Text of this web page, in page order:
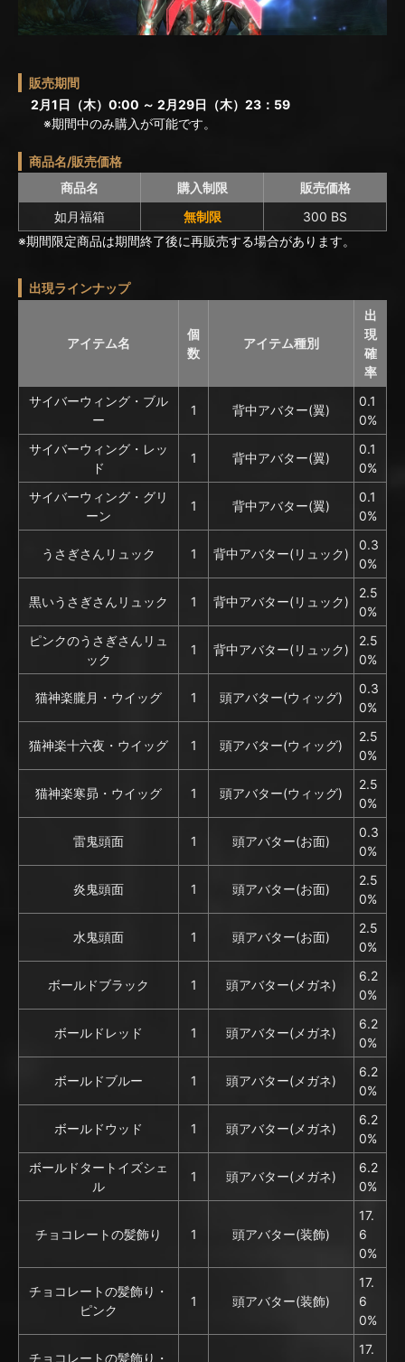
販売期間
2月1日（木）0:00 ～ 2月29日（木）23：59
※期間中のみ購入が可能です。
商品名/販売価格
商品名
購入制限
販売価格
如月福箱
無制限
300 BS
※期間限定商品は期間終了後に再販売する場合があります。
出現ラインナップ
アイテム名
個
数
アイテム種別
出
現
確
率
サイバーウィング・ブル
ー
1 背中アバター(翼)
0.1
0%
サイバーウィング・レッ
ド
1 背中アバター(翼)
0.1
0%
サイバーウィング・グリ
ーン
1 背中アバター(翼)
0.1
0%
うさぎさんリュック 1 背中アバター(リュック)
0.3
0%
黒いうさぎさんリュック 1 背中アバター(リュック)
2.5
0%
ピンクのうさぎさんリュ
ック
1 背中アバター(リュック)
2.5
0%
猫神楽朧月・ウイッグ 1 頭アバター(ウィッグ)
0.3
0%
猫神楽十六夜・ウイッグ 1 頭アバター(ウィッグ)
2.5
0%
猫神楽寒昴・ウイッグ 1 頭アバター(ウィッグ)
2.5
0%
雷鬼頭面 1 頭アバター(お面)
0.3
0%
炎鬼頭面 1 頭アバター(お面)
2.5
0%
水鬼頭面 1 頭アバター(お面)
2.5
0%
ボールドブラック 1 頭アバター(メガネ)
6.2
0%
ボールドレッド 1 頭アバター(メガネ)
6.2
0%
ボールドブルー 1 頭アバター(メガネ)
6.2
0%
ボールドウッド 1 頭アバター(メガネ)
6.2
0%
ボールドタートイズシェ
ル
1 頭アバター(メガネ)
6.2
0%
チョコレートの髪飾り 1 頭アバター(装飾)
17.
6
0%
チョコレートの髪飾り・
ピンク
1 頭アバター(装飾)
17.
6
0%
チョコレートの髪飾り・
17.